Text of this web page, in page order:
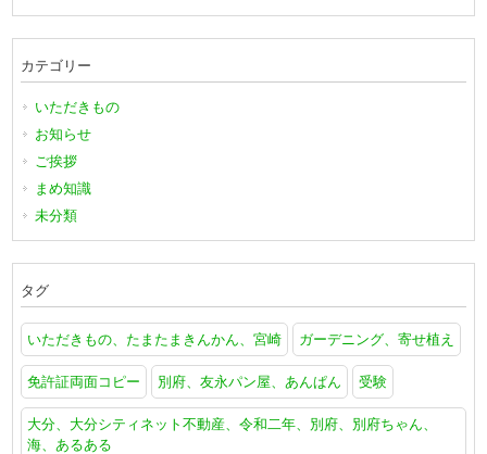
カテゴリー
いただきもの
お知らせ
ご挨拶
まめ知識
未分類
タグ
いただきもの、たまたまきんかん、宮崎 ガーデニング、寄せ植え
免許証両面コピー 別府、友永パン屋、あんぱん 受験
大分、大分シティネット不動産、令和二年、別府、別府ちゃん、
海、あるある